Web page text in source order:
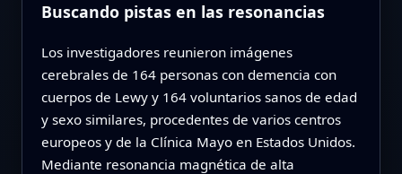
Buscando pistas en las resonancias
Los investigadores reunieron imágenes
cerebrales de 164 personas con demencia con
cuerpos de Lewy y 164 voluntarios sanos de edad
y sexo similares, procedentes de varios centros
europeos y de la Clínica Mayo en Estados Unidos.
Mediante resonancia magnética de alta